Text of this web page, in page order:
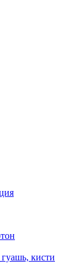
кисти